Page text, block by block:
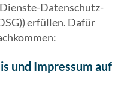
Datenschutz-
erfüllen. Dafür
und Impressum auf